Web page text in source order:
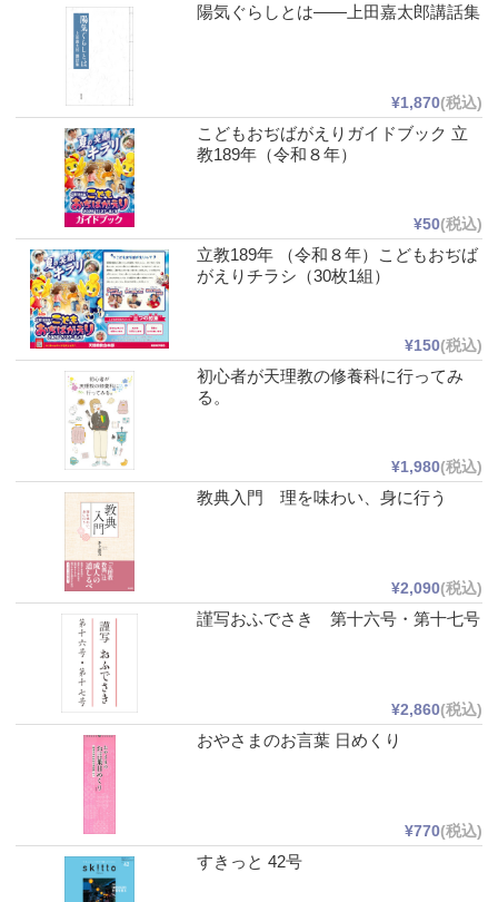
陽気ぐらしとは――上田嘉太郎講話集
¥1,870(税込)
こどもおぢばがえりガイドブック 立
教189年（令和８年）
¥50(税込)
立教189年 （令和８年）こどもおぢば
がえりチラシ（30枚1組）
¥150(税込)
初心者が天理教の修養科に行ってみ
る。
¥1,980(税込)
教典入門 理を味わい、身に行う
¥2,090(税込)
謹写おふでさき 第十六号・第十七号
¥2,860(税込)
おやさまのお言葉 日めくり
¥770(税込)
すきっと 42号